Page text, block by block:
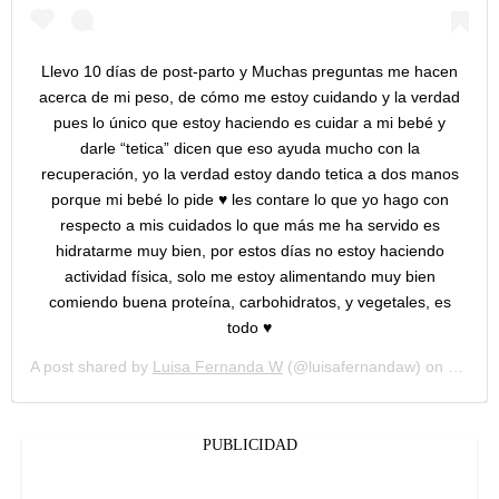
Llevo 10 días de post-parto y Muchas preguntas me hacen
acerca de mi peso, de cómo me estoy cuidando y la verdad
pues lo único que estoy haciendo es cuidar a mi bebé y
darle “tetica” dicen que eso ayuda mucho con la
recuperación, yo la verdad estoy dando tetica a dos manos
porque mi bebé lo pide ♥️ les contare lo que yo hago con
respecto a mis cuidados lo que más me ha servido es
hidratarme muy bien, por estos días no estoy haciendo
actividad física, solo me estoy alimentando muy bien
comiendo buena proteína, carbohidratos, y vegetales, es
todo ♥️
A post shared by Luisa Fernanda W (@luisafernandaw) on Nov 7,
PUBLICIDAD